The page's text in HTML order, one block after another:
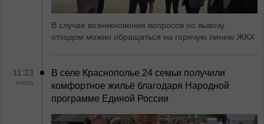
В случае возникновения вопросов по вывозу
отходом можно обращаться на горячую линию ЖКХ
11:23
вчера
В селе Краснополье 24 семьи получили
комфортное жильё благодаря Народной
программе Единой России